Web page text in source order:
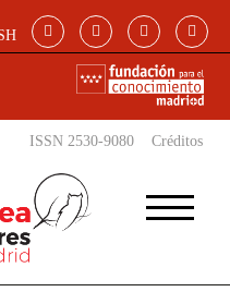
ISSN 2530-9080 Créditos